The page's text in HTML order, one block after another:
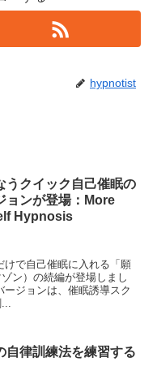
hypnotist
うクイック自己催眠の
ョンが登場：More
Hypnosis
けで自己催眠に入れる「願
ン）の続編が登場しまし
ジョンは、催眠誘導スク
自律訓練法を練習する